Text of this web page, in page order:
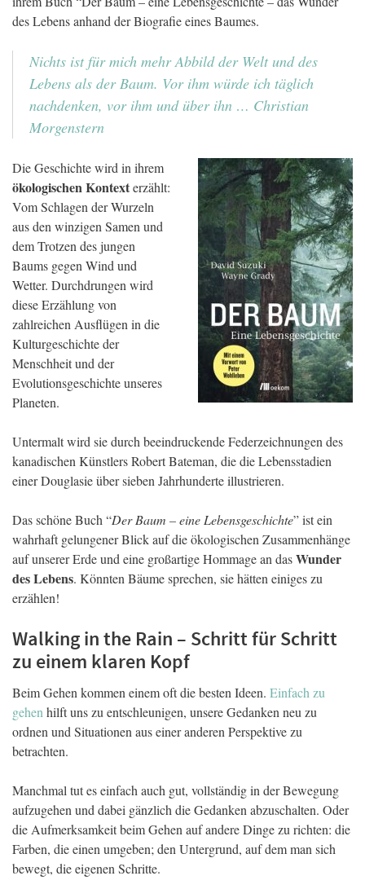
des Lebens anhand der Biografie eines Baumes.
Nichts ist für mich mehr Abbild der Welt und des
Lebens als der Baum. Vor ihm würde ich täglich
nachdenken, vor ihm und über ihn … Christian
Morgenstern
Die Geschichte wird in ihrem
ökologischen Kontexterzählt:
Vom Schlagen der Wurzeln
aus den winzigen Samen und
dem Trotzen des jungen
Baums gegen Wind und
Wetter. Durchdrungen wird
diese Erzählung von
zahlreichen Ausflügen in die
Kulturgeschichte der
Menschheit und der
Evolutionsgeschichte unseres
Planeten.
Untermalt wird sie durch beeindruckende Federzeichnungen des
kanadischen Künstlers Robert Bateman, die die Lebensstadien
einer Douglasie über sieben Jahrhunderte illustrieren.
Das schöne Buch “Der Baum – eine Lebensgeschichte” ist ein
wahrhaft gelungener Blick auf die ökologischen Zusammenhänge
auf unserer Erde und eine großartige Hommage an dasWunder
des Lebens. Könnten Bäume sprechen, sie hätten einiges zu
erzählen!
Walking in the Rain – Schritt für Schritt
zu einem klaren Kopf
Beim Gehen kommen einem oft die besten Ideen. Einfach zu
gehen hilft uns zu entschleunigen, unsere Gedanken neu zu
ordnen und Situationen aus einer anderen Perspektive zu
betrachten.
Manchmal tut es einfach auch gut, vollständig in der Bewegung
aufzugehen und dabei gänzlich die Gedanken abzuschalten. Oder
die Aufmerksamkeit beim Gehen auf andere Dinge zu richten: die
Farben, die einen umgeben; den Untergrund, auf dem man sich
bewegt, die eigenen Schritte.